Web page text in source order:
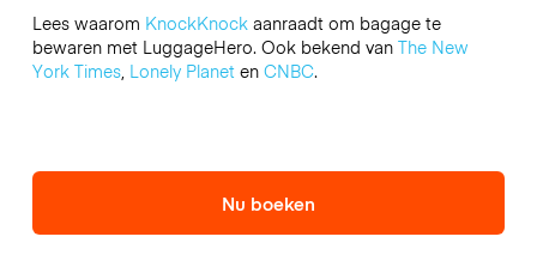
Lees waarom KnockKnockaanraadt om bagage te
bewaren met LuggageHero. Ook bekend van The New
York Times, Lonely Planeten CNBC.
Nu boeken